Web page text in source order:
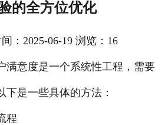
注册
登录
的全方位优化
：2025-06-19 浏览：16
满意度是一个系统性工程，需要
下是一些具体的方法：
程